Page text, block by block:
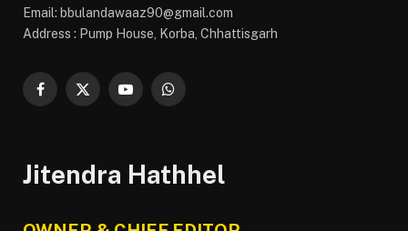
Email: bbulandawaaz90@gmail.com
Address : Pump House, Korba, Chhattisgarh
Facebook
X
YouTubeWhatsApp
Jitendra Hathhel